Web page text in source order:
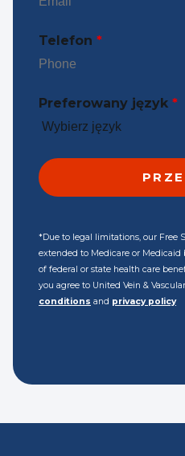
Telefon *
Preferowany język *
*Due to legal limitations, our Free
extended to Medicare or Medicaid
of federal or state health care
you agree to United Vein &
conditions and privacy policy